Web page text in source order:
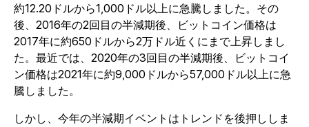
約12.20ドルから1,000ドル以上に急騰しました。その
後、2016年の2回目の半減期後、ビットコイン価格は
2017年に約650ドルから2万ドル近くにまで上昇しまし
た。最近では、2020年の3回目の半減期後、ビットコイ
ン価格は2021年に約9,000ドルから57,000ドル以上に急
騰しました。
しかし、今年の半減期イベントはトレンドを後押ししま